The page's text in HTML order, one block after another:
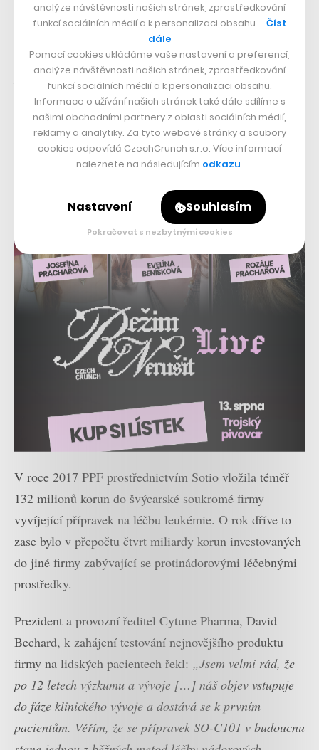
Kellner pochopitelně nemá s konkrétními činnostmi
žádné ze dvou zmiňovaných biotechnologických
společností nic společného, ale je zajímavé sledovat
jeho investice. Ty se z velké části týkají spíše finančních
firem,internetových společnostía telekomunikací,
ačkoliv se v posledních letech rozšiřují také do dalších
odvětví.
V roce 2017 PPF prostřednictvím Sotio vložila téměř
132 milionů korun do švýcarské soukromé firmy
vyvíjející přípravek na léčbu leukémie. O rok dříve to
zase bylo v přepočtu čtvrt miliardy korun investovaných
do jiné firmy zabývající se protinádorovými léčebnými
prostředky.
Prezident a provozní ředitel Cytune Pharma, David
Bechard, k zahájení testování nejnovějšího produktu
firmy na lidských pacientech řekl: „Jsem velmi rád, že
po 12 letech výzkumu a vývoje […] náš objev vstupuje
do fáze klinického vývoje a dostává se k prvním
pacientům. Věřím, že se přípravek SO-C101 v budoucnu
analýze návštěvnosti našich stránek, zprostředkování
funkcí sociálních médií a k personalizaci obsahu … Číst
dále
Pomocí cookies ukládáme vaše nastavení a preferencí,
analýze návštěvnosti našich stránek, zprostředkování
funkcí sociálních médií a k personalizaci obsahu.
Informace o užívání našich stránek také dále sdílíme s
našimi obchodními partnery z oblasti sociálních médií,
reklamy a analytiky. Za tyto webové stránky a soubory
cookies odpovídá CzechCrunch s.r.o. Více informací
naleznete na následujícím odkazu.
Nastavení Souhlasím
Pokračovat s nezbytnými cookies